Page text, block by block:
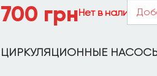
700 грнНет в наличии
ЦИРКУЛЯЦИОННЫЕ НАСОСЫ